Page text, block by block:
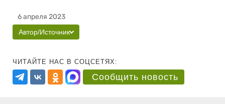
6 апреля 2023
Автор/Источник
ЧИТАЙТЕ НАС В СОЦСЕТЯХ:
Сообщить новость